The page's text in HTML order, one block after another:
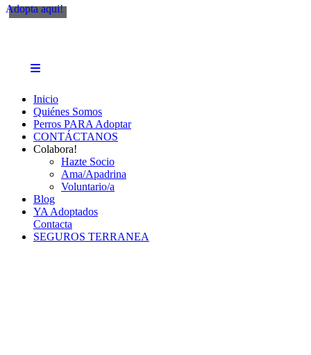
Adopta aqui!
Inicio
Quiénes Somos
Perros PARA Adoptar
CONTÁCTANOS
Colabora!
Hazte Socio
Ama/Apadrina
Voluntario/a
Blog
YA Adoptados
Contacta
SEGUROS TERRANEA